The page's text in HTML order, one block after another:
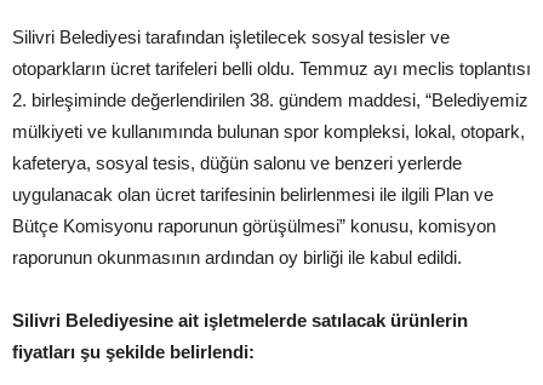
Silivri Belediyesi tarafından işletilecek sosyal tesisler ve
otoparkların ücret tarifeleri belli oldu. Temmuz ayı meclis toplantısı
2. birleşiminde değerlendirilen 38. gündem maddesi, “Belediyemiz
mülkiyeti ve kullanımında bulunan spor kompleksi, lokal, otopark,
kafeterya, sosyal tesis, düğün salonu ve benzeri yerlerde
uygulanacak olan ücret tarifesinin belirlenmesi ile ilgili Plan ve
Bütçe Komisyonu raporunun görüşülmesi” konusu, komisyon
raporunun okunmasının ardından oy birliği ile kabul edildi.
Silivri Belediyesine ait işletmelerde satılacak ürünlerin
fiyatları şu şekilde belirlendi: